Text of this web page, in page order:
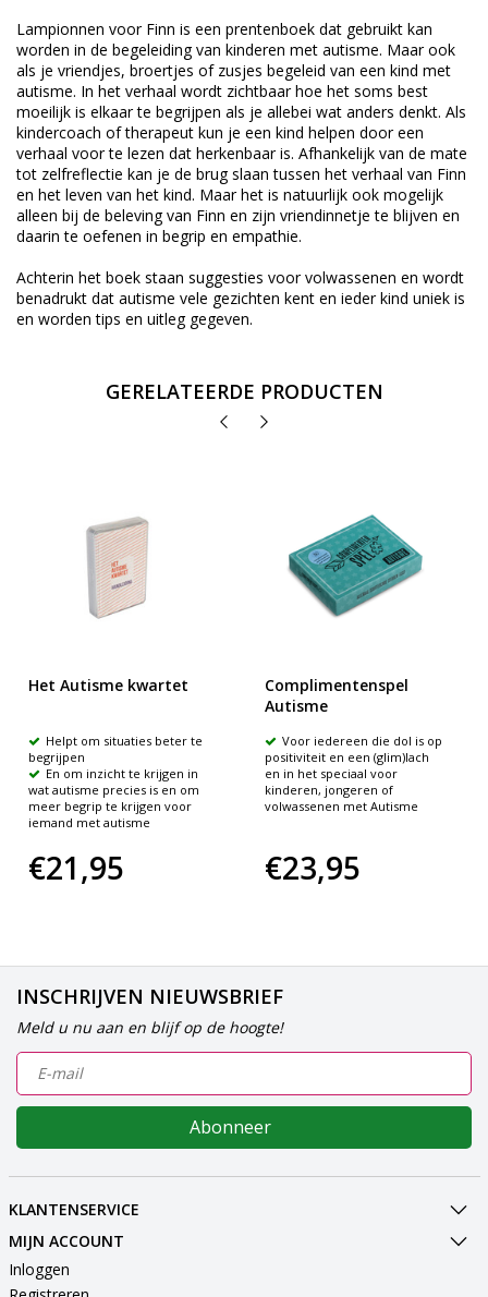
Lampionnen voor Finn is een prentenboek dat gebruikt kan
worden in de begeleiding van kinderen met autisme. Maar ook
als je vriendjes, broertjes of zusjes begeleid van een kind met
autisme. In het verhaal wordt zichtbaar hoe het soms best
moeilijk is elkaar te begrijpen als je allebei wat anders denkt. Als
kindercoach of therapeut kun je een kind helpen door een
verhaal voor te lezen dat herkenbaar is. Afhankelijk van de mate
tot zelfreflectie kan je de brug slaan tussen het verhaal van Finn
en het leven van het kind. Maar het is natuurlijk ook mogelijk
alleen bij de beleving van Finn en zijn vriendinnetje te blijven en
daarin te oefenen in begrip en empathie.
Achterin het boek staan suggesties voor volwassenen en wordt
benadrukt dat autisme vele gezichten kent en ieder kind uniek is
en worden tips en uitleg gegeven.
GERELATEERDE PRODUCTEN
Het Autisme kwartet
Helpt om situaties beter te
begrijpen
En om inzicht te krijgen in
wat autisme precies is en om
meer begrip te krijgen voor
iemand met autisme
€21,95
Complimentenspel
Autisme
Voor iedereen die dol is op
positiviteit en een (glim)lach
en in het speciaal voor
kinderen, jongeren of
volwassenen met Autisme
€23,95
INSCHRIJVEN NIEUWSBRIEF
Meld u nu aan en blijf op de hoogte!
Abonneer
KLANTENSERVICE
MIJN ACCOUNT
Inloggen